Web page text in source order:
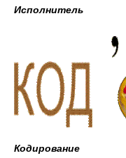
Исполнитель
Кодирование